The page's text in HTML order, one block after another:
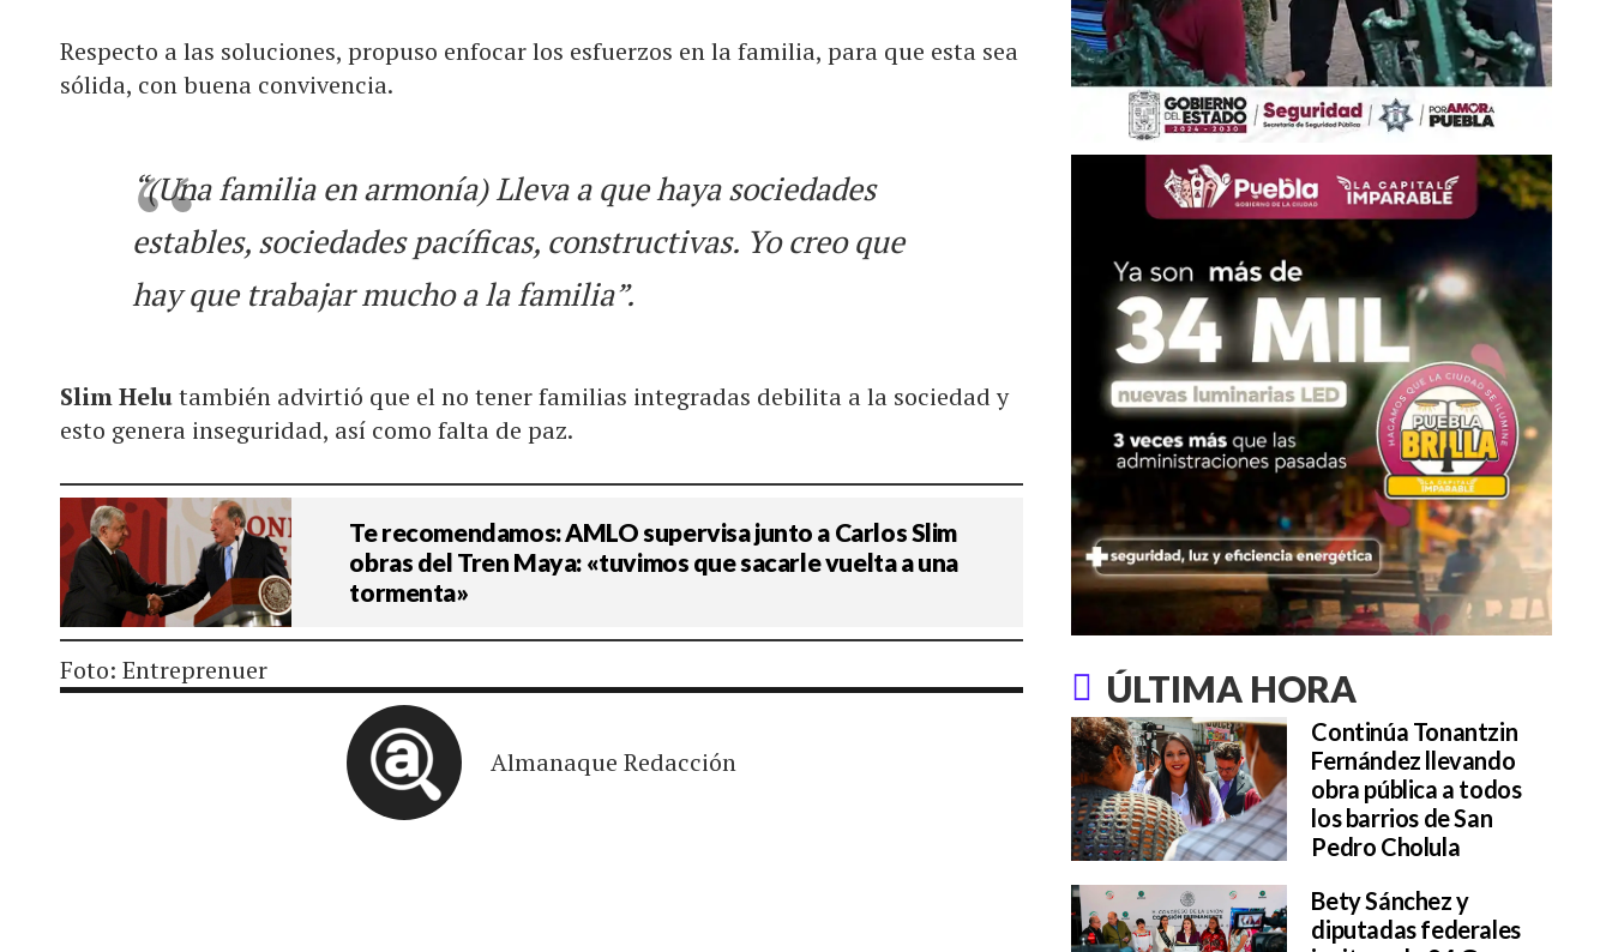
Respecto a las soluciones, propuso enfocar los esfuerzos en la familia, para que esta sea
sólida, con buena convivencia.
“(Una familia en armonía) Lleva a que haya sociedades
estables, sociedades pacíficas, constructivas. Yo creo que
hay que trabajar mucho a la familia”.
Slim Helutambién advirtió que el no tener familias integradas debilita a la sociedad y
esto genera inseguridad, así como falta de paz.
Te recomendamos: AMLO supervisa junto a Carlos Slim
obras del Tren Maya: «tuvimos que sacarle vuelta a una
tormenta»
Foto: Entreprenuer
Almanaque Redacción
ÚLTIMA HORA
Continúa Tonantzin
Fernández llevando
obra pública a todos
los barrios de San
Pedro Cholula
Bety Sánchez y
diputadas federales